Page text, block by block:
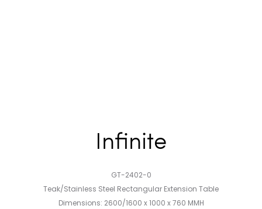
Infinite
GT-2402-0
Teak/Stainless Steel Rectangular Extension Table
Dimensions: 2600/1600 x 1000 x 760 MMH